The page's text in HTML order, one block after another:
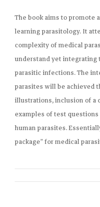
The book aims to promote
learning parasitology. It
complexity of medical
understand yet
parasitic infections. The
parasites will be achieved
illustrations, inclusion of a
examples of test
human parasites.
package” for medical